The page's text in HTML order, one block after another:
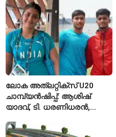
ലോക അത്‌ലറ്റിക്സ് U20
ചാമ്പ്യൻഷിപ്പ്: ആശിഷ്
യാദവ്, ടി. ധരണിധരൻ,
ഫൈനലിൽ